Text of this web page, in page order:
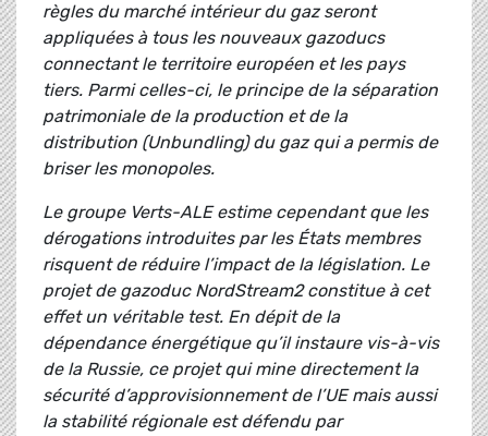
règles du marché intérieur du gaz seront
appliquées à tous les nouveaux gazoducs
connectant le territoire européen et les pays
tiers. Parmi celles-ci, le principe de la séparation
patrimoniale de la production et de la
distribution (Unbundling) du gaz qui a permis de
briser les monopoles.
Le groupe Verts-ALE estime cependant que les
dérogations introduites par les États membres
risquent de réduire l’impact de la législation. Le
projet de gazoduc NordStream2 constitue à cet
effet un véritable test. En dépit de la
dépendance énergétique qu’il instaure vis-à-vis
de la Russie, ce projet qui mine directement la
sécurité d’approvisionnement de l’UE mais aussi
la stabilité régionale est défendu par